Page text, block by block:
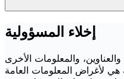
إخلاء المسؤولية
والمعلومات الأخرى
لأغراض المعلومات العامة